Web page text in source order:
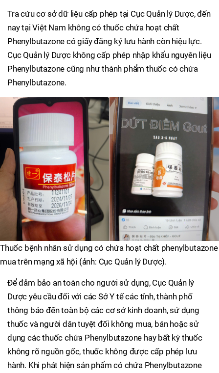
Tra cứu cơ sở dữ liệu cấp phép tại Cục Quản lý Dược, đến
nay tại Việt Nam không có thuốc chứa hoạt chất
Phenylbutazone có giấy đăng ký lưu hành còn hiệu lực.
Cục Quản lý Dược không cấp phép nhập khẩu nguyên liệu
Phenylbutazone cũng như thành phẩm thuốc có chứa
Phenylbutazone.
Thuốc bệnh nhân sử dụng có chứa hoạt chất phenylbutazone
mua trên mạng xã hội (ảnh: Cục Quản lý Dược).
Để đảm bảo an toàn cho người sử dụng, Cục Quản lý
Dược yêu cầu đối với các Sở Y tế các tỉnh, thành phố
thông báo đến toàn bộ các cơ sở kinh doanh, sử dụng
thuốc và người dân tuyệt đối không mua, bán hoặc sử
dụng các thuốc chứa Phenylbutazone hay bất kỳ thuốc
không rõ nguồn gốc, thuốc không được cấp phép lưu
hành. Khi phát hiện sản phẩm có chứa Phenylbutazone